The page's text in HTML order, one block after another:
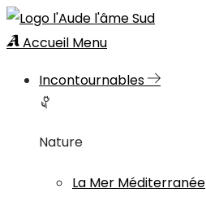
Accueil Menu
Incontournables
Nature
La Mer Méditerranée